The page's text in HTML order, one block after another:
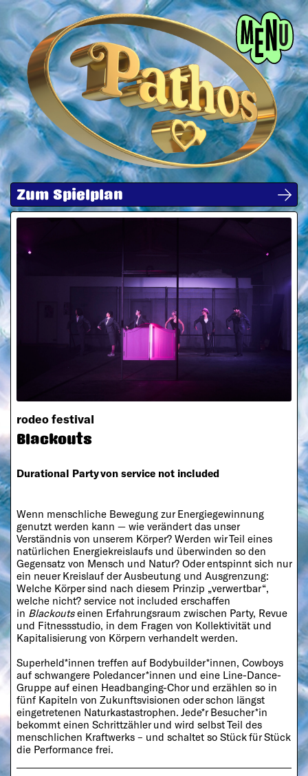
Menü
Zum Spielplan
rodeo festival
Blackouts
Durational Party von service not included
Wenn menschliche Bewegung zur Energiegewinnung
genutzt werden kann — wie verändert das unser
Verständnis von unserem Körper? Werden wir Teil eines
natürlichen Energiekreislaufs und überwinden so den
Gegensatz von Mensch und Natur? Oder entspinnt sich nur
ein neuer Kreislauf der Ausbeutung und Ausgrenzung:
Welche Körper sind nach diesem Prinzip „verwertbar“,
welche nicht? service not included erschaffen
in Blackoutseinen Erfahrungsraum zwischen Party, Revue
und Fitnessstudio, in dem Fragen von Kollektivität und
Kapitalisierung von Körpern verhandelt werden.
Superheld*innen treffen auf Bodybuilder*innen, Cowboys
auf schwangere Poledancer*innen und eine Line-Dance-
Gruppe auf einen Headbanging-Chor und erzählen so in
fünf Kapiteln von Zukunftsvisionen oder schon längst
eingetretenen Naturkastastrophen. Jede*r Besucher*in
bekommt einen Schrittzähler und wird selbst Teil des
menschlichen Kraftwerks – und schaltet so Stück für Stück
die Performance frei.